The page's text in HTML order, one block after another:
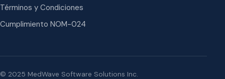
Términos y Condiciones
Cumplimiento NOM-024
© 2025 MedWave Software Solutions Inc.